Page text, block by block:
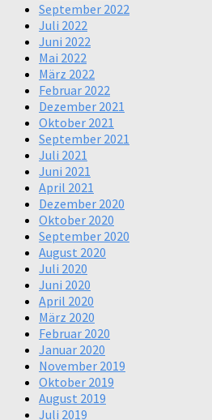
September 2022
Juli 2022
Juni 2022
Mai 2022
März 2022
Februar 2022
Dezember 2021
Oktober 2021
September 2021
Juli 2021
Juni 2021
April 2021
Dezember 2020
Oktober 2020
September 2020
August 2020
Juli 2020
Juni 2020
April 2020
März 2020
Februar 2020
Januar 2020
November 2019
Oktober 2019
August 2019
Juli 2019